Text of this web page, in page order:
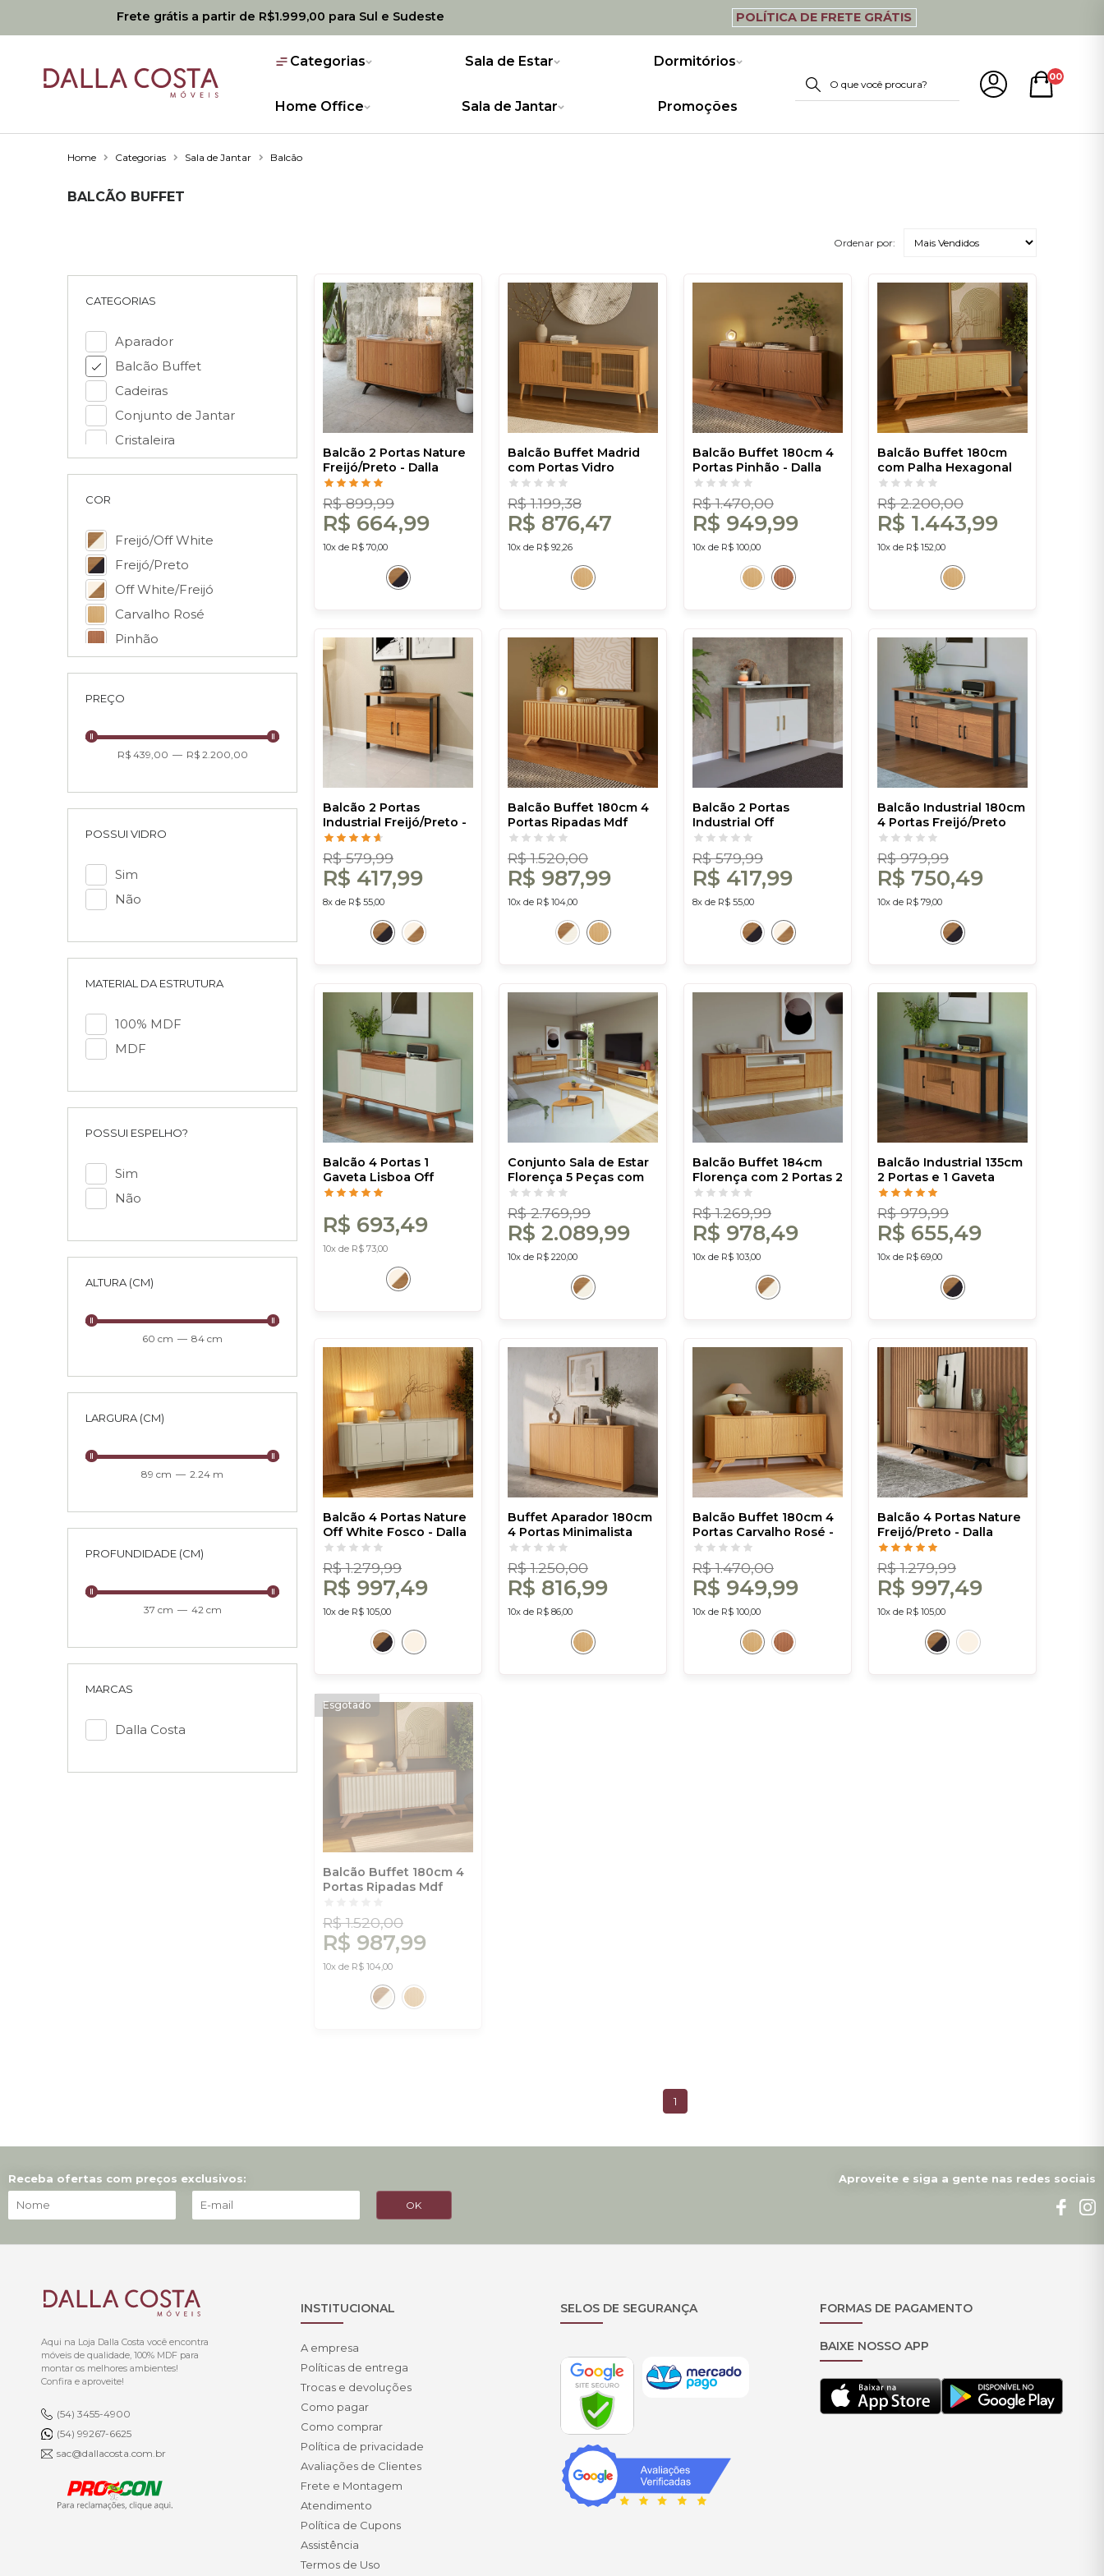
Frete grátis a partir de R$1.999,00 para Sul e Sudeste POLÍTICA DE FRETE GRÁTIS
Categorias
Home Office
Sala de Estar
Sala de Jantar
Dormitórios
Promoções
00
Home Categorias Sala de Jantar Balcão
BALCÃO BUFFET
CATEGORIAS
Aparador
Balcão Buffet
Cadeiras
Conjunto de Jantar
Cristaleira
COR
Freijó/Off White
Freijó/Preto
Off White/Freijó
Carvalho Rosé
Pinhão
PREÇO
R$ 439,00 — R$ 2.200,00
POSSUI VIDRO
Sim
Não
MATERIAL DA ESTRUTURA
100% MDF
MDF
POSSUI ESPELHO?
Sim
Não
ALTURA (CM)
60 cm — 84 cm
LARGURA (CM)
89 cm — 2.24 m
PROFUNDIDADE (CM)
37 cm — 42 cm
MARCAS
Dalla Costa
Ordenar por:
Balcão 2 Portas Nature
Freijó/Preto - Dalla
Costa
R$ 899,99
R$ 664,99
10x de R$ 70,00
Balcão Buffet Madrid
com Portas Vidro
Canelado Carvalho
Rosé - Dalla Costa
R$ 1.199,38
R$ 876,47
10x de R$ 92,26
Balcão Buffet 180cm 4
Portas Pinhão - Dalla
Costa
R$ 1.470,00
R$ 949,99
10x de R$ 100,00
Balcão Buffet 180cm
com Palha Hexagonal
Natural Carvalho Rosé -
Dalla Costa
R$ 2.200,00
R$ 1.443,99
10x de R$ 152,00
Balcão 2 Portas
Industrial Freijó/Preto -
Dalla Costa
R$ 579,99
R$ 417,99
8x de R$ 55,00
Balcão Buffet 180cm 4
Portas Ripadas Mdf
Carvalho Rosé - Dalla
Costa
R$ 1.520,00
R$ 987,99
10x de R$ 104,00
Balcão 2 Portas
Industrial Off
White/Freijó - Dalla
Costa
R$ 579,99
R$ 417,99
8x de R$ 55,00
Balcão Industrial 180cm
4 Portas Freijó/Preto
Fosco - Dalla Costa
R$ 979,99
R$ 750,49
10x de R$ 79,00
Balcão 4 Portas 1
Gaveta Lisboa Off
White/Freijó - Dalla
R$ 693,49
10x de R$ 73,00
Conjunto Sala de Estar
Florença 5 Peças com
Rack 224cm - Dalla
Costa
R$ 2.769,99
R$ 2.089,99
10x de R$ 220,00
Balcão Buffet 184cm
Florença com 2 Portas 2
Gavetas e 1 Nicho -
Freijó/Off White Dalla
Costa
R$ 1.269,99
R$ 978,49
10x de R$ 103,00
Balcão Industrial 135cm
2 Portas e 1 Gaveta
Freijó/Preto Fosco -
Dalla Costa
R$ 979,99
R$ 655,49
10x de R$ 69,00
Balcão 4 Portas Nature
Off White Fosco - Dalla
Costa
R$ 1.279,99
R$ 997,49
10x de R$ 105,00
Buffet Aparador 180cm
4 Portas Minimalista
Carvalho Rosé - Dalla
Costa
R$ 1.250,00
R$ 816,99
10x de R$ 86,00
Balcão Buffet 180cm 4
Portas Carvalho Rosé -
Dalla Costa
R$ 1.470,00
R$ 949,99
10x de R$ 100,00
Balcão 4 Portas Nature
Freijó/Preto - Dalla
Costa
R$ 1.279,99
R$ 997,49
10x de R$ 105,00
Balcão Buffet 180cm 4
Portas Ripadas Mdf
Costa
R$ 1.520,00
R$ 987,99
10x de R$ 104,00
1
Receba ofertas com preços exclusivos: Aproveite e siga a gente nas redes sociais
Aqui na Loja Dalla Costa você encontra
móveis de qualidade, 100% MDF para
montar os melhores ambientes!
Confira e aproveite!
(54) 3455-4900
(54) 99267-6625
sac@dallacosta.com.br
INSTITUCIONAL
A empresa
Políticas de entrega
Trocas e devoluções
Como pagar
Como comprar
Política de privacidade
Avaliações de Clientes
Frete e Montagem
Atendimento
Política de Cupons
Assistência
Termos de Uso
SELOS DE SEGURANÇA FORMAS DE PAGAMENTO
BAIXE NOSSO APP